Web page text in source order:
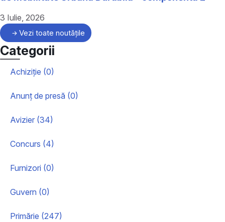
3 Iulie, 2026
Vezi toate noutățile
Categorii
Achiziție (0)
Anunț de presă (0)
Avizier (34)
Concurs (4)
Furnizori (0)
Guvern (0)
Primărie (247)